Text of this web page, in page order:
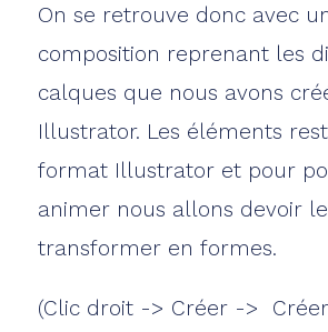
On se retrouve donc avec
composition reprenant les
calques que nous avons
Illustrator. Les éléments
format Illustrator et pour
animer nous allons devoir
transformer en formes.
(Clic droit -> Créer ->